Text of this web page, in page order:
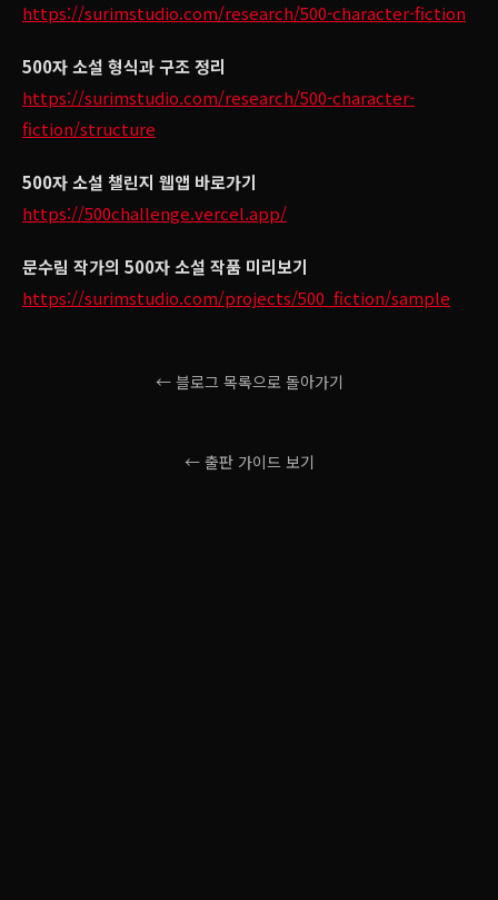
https://surimstudio.com/research/500-character-fiction
500자 소설 형식과 구조 정리
https://surimstudio.com/research/500-character-
fiction/structure
500자 소설 챌린지 웹앱 바로가기
https://500challenge.vercel.app/
문수림 작가의 500자 소설 작품 미리보기
https://surimstudio.com/projects/500_fiction/sample
← 블로그 목록으로 돌아가기
← 출판 가이드 보기